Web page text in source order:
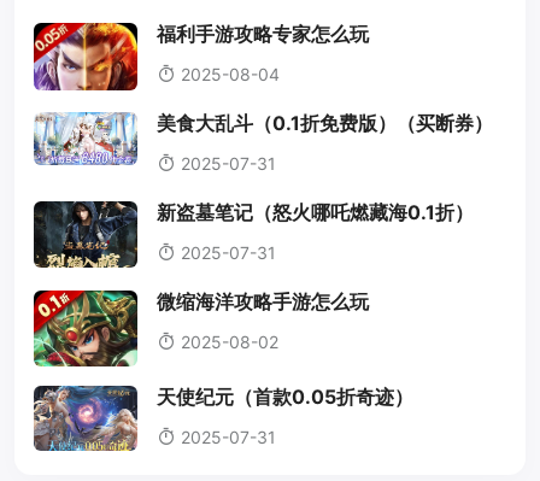
福利手游攻略专家怎么玩
2025-08-04
美食大乱斗（0.1折免费版）（买断券）
2025-07-31
新盗墓笔记（怒火哪吒燃藏海0.1折）
2025-07-31
微缩海洋攻略手游怎么玩
2025-08-02
天使纪元（首款0.05折奇迹）
2025-07-31